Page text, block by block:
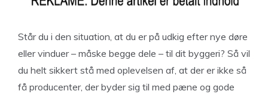
Står du i den situation, at du er på udkig efter nye døre
eller vinduer – måske begge dele – til dit byggeri? Så vil
du helt sikkert stå med oplevelsen af, at der er ikke så
få producenter, der byder sig til med pæne og gode